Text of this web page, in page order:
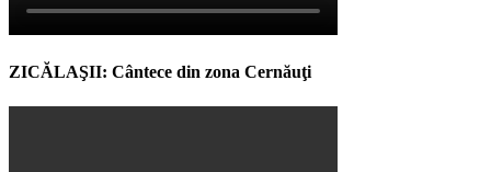
ZICĂLAŞII: Cântece din zona Cernăuţi